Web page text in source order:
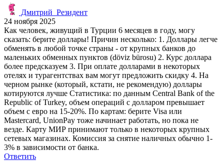
Дмитрий_Резидент
24 ноября 2025
Как человек, живущий в Турции 6 месяцев в году, могу
сказать: берите доллары! Причин несколько: 1. Доллары легче
обменять в любой точке страны - от крупных банков до
маленьких обменных пунктов (döviz bürosu) 2. Курс доллара
более предсказуем 3. При оплате долларами в некоторых
отелях и турагентствах вам могут предложить скидку 4. На
черном рынке (который, кстати, не рекомендую) доллары
котируются лучше Статистика: по данным Central Bank of the
Republic of Turkey, объем операций с долларом превышает
объем с евро на 15-20%. По картам: берите Visa или
Mastercard, UnionPay тоже начинает работать, но пока не
везде. Карту МИР принимают только в некоторых крупных
сетевых магазинах. Комиссия за снятие наличных обычно 1-
3% в зависимости от банка.
Ответить